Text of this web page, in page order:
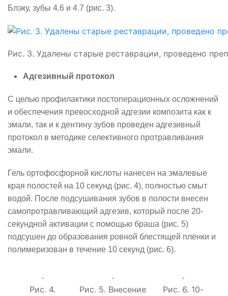
Блэку, зубы 4.6 и 4.7 (рис. 3).
Рис. 3. Удалены старые реставрации, проведено
Адгезивный протокол
С целью профилактики постоперационных осложнений
и обеспечения превосходной адгезии композита как к
эмали, так и к дентину зубов проведен адгезивный
протокол в методике селективного протравливания
эмали.
Гель ортофосфорной кислоты нанесен на эмалевые
края полостей на 10 секунд (рис. 4), полностью смыт
водой. После подсушивания зубов в полости внесен
самопротравливающий адгезив, который после 20-
секундной активации с помощью браша (рис. 5)
подсушен до образования ровной блестящей пленки и
полимеризован в течение 10 секунд (рис. 6).
Рис. 4.
Рис. 5. Внесение
Рис. 6. 10-